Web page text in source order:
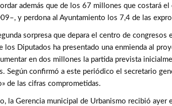
además que de los 67 millones que costará
y perdona al Ayuntamiento los 7,4 de las
sorpresa que depara el centro de
los Diputados ha presentado una enmienda al
en dos millones la partida prevista
Según confirmó a este periódico el secretario
de las cifras comprometidas.
la Gerencia municipal de Urbanismo recibió